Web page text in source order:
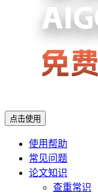
点击使用
使用帮助
常见问题
论文知识
查重常识